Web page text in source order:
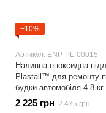
−10%
Артикул: ENP-PL-00015
Наливна епоксидна
Plastall™ для ремонту
будки автомобіля 4.8 кг
Чорний
2 225 грн 2 475 грн